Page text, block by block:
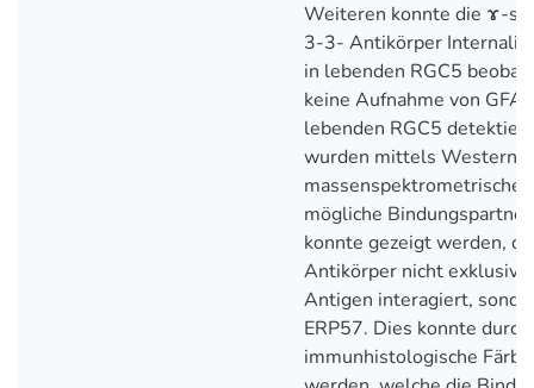
Weiteren konnte die ɤ-
3-3- Antikörper
in lebenden RGC5
keine Aufnahme von
lebenden RGC5
wurden mittels
mögliche
konnte gezeigt werden,
Antikörper nicht exklusiv
Antigen interagiert,
ERP57. Dies konnte durch
immunhistologische